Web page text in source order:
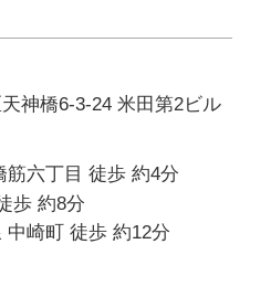
神橋6-3-24 米田第2ビル
筋六丁目 徒歩 約4分
歩 約8分
中崎町 徒歩 約12分